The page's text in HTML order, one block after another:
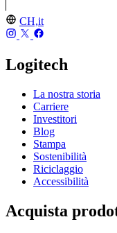
CH,it
Logitech
La nostra storia
Carriere
Investitori
Blog
Stampa
Sostenibilità
Riciclaggio
Accessibilità
Acquista